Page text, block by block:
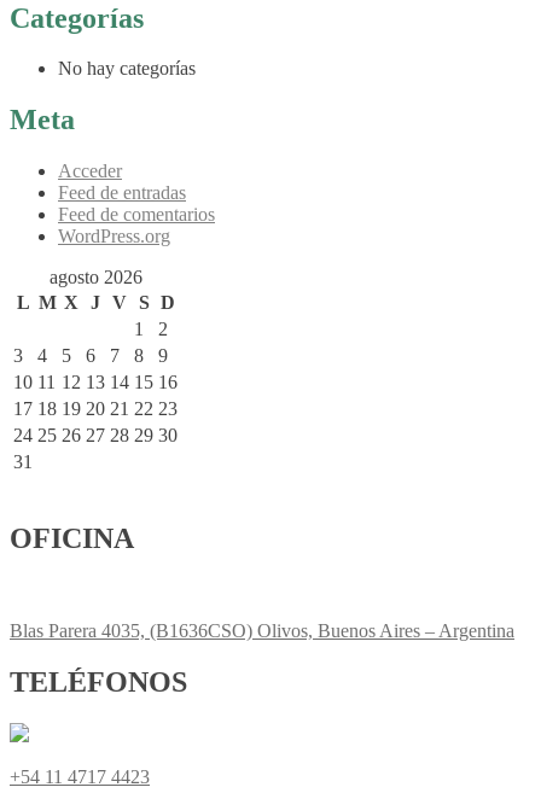
Categorías
No hay categorías
Meta
Acceder
Feed de entradas
Feed de comentarios
WordPress.org
agosto 2026
L M X J V S D
1
2
3
4 5 6 7 8
9
10 11 12 13 14 15 16
17 18 19 20 21 22 23
24 25 26 27 28 29 30
31
OFICINA
Blas Parera 4035, (B1636CSO) Olivos, Buenos Aires – Argentina
TELÉFONOS
+54 11 4717 4423